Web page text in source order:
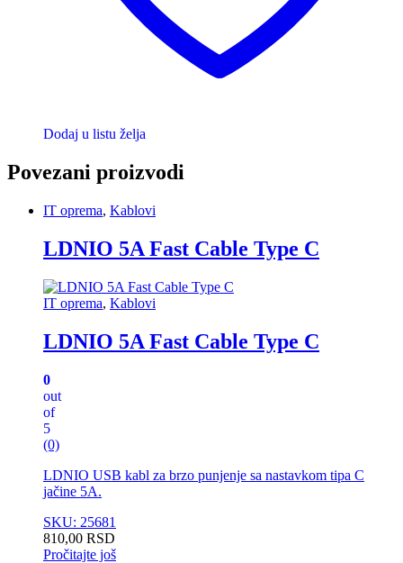
Dodaj u listu želja
Povezani proizvodi
IT oprema, Kablovi
LDNIO 5A Fast Cable Type C
IT oprema, Kablovi
LDNIO 5A Fast Cable Type C
0
out
of
5
(0)
LDNIO USB kabl za brzo punjenje sa nastavkom tipa C
jačine 5A.
SKU: 25681
810,00 RSD
Pročitajte još